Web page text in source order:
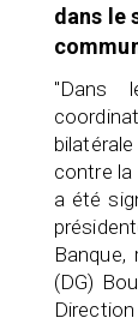
dans le
"Dans
contre
a été
(DG)
Direction